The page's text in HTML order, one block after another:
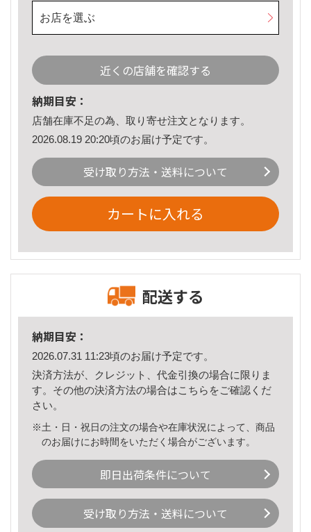
お店を選ぶ
近くの店舗を確認する
納期目安：
店舗在庫不足の為、取り寄せ注文となります。
2026.08.19 20:20頃のお届け予定です。
受け取り方法・送料について
カートに入れる
配送する
納期目安：
2026.07.31 11:23頃のお届け予定です。
決済方法が、クレジット、代金引換の場合に限りま
す。その他の決済方法の場合はこちら をご確認くだ
さい。
※土・日・祝日の注文の場合や在庫状況によって、商品
のお届けにお時間をいただく場合がございます。
即日出荷条件について
受け取り方法・送料について